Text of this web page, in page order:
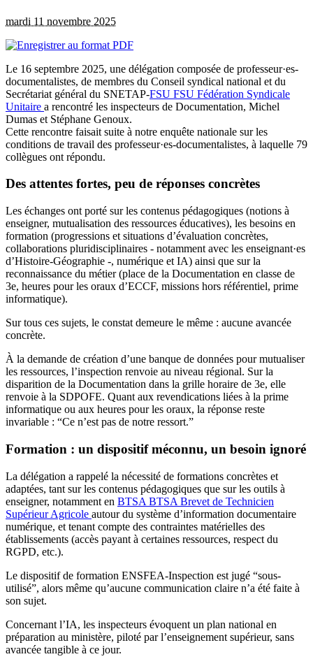
mardi 11 novembre 2025
Le 16 septembre 2025, une délégation composée de professeur·es-
documentalistes, de membres du Conseil syndical national et du
Secrétariat général du SNETAP-FSU FSU Fédération Syndicale
Unitaire a rencontré les inspecteurs de Documentation, Michel
Dumas et Stéphane Genoux.
Cette rencontre faisait suite à notre enquête nationale sur les
conditions de travail des professeur·es-documentalistes, à laquelle 79
collègues ont répondu.
Des attentes fortes, peu de réponses concrètes
Les échanges ont porté sur les contenus pédagogiques (notions à
enseigner, mutualisation des ressources éducatives), les besoins en
formation (progressions et situations d’évaluation concrètes,
collaborations pluridisciplinaires - notamment avec les enseignant·es
d’Histoire-Géographie -, numérique et IA) ainsi que sur la
reconnaissance du métier (place de la Documentation en classe de
3e, heures pour les oraux d’ECCF, missions hors référentiel, prime
informatique).
Sur tous ces sujets, le constat demeure le même : aucune avancée
concrète.
À la demande de création d’une banque de données pour mutualiser
les ressources, l’inspection renvoie au niveau régional. Sur la
disparition de la Documentation dans la grille horaire de 3e, elle
renvoie à la SDPOFE. Quant aux revendications liées à la prime
informatique ou aux heures pour les oraux, la réponse reste
invariable : “Ce n’est pas de notre ressort.”
Formation : un dispositif méconnu, un besoin ignoré
La délégation a rappelé la nécessité de formations concrètes et
adaptées, tant sur les contenus pédagogiques que sur les outils à
enseigner, notamment en BTSA BTSA Brevet de Technicien
Supérieur Agricole autour du système d’information documentaire
numérique, et tenant compte des contraintes matérielles des
établissements (accès payant à certaines ressources, respect du
RGPD, etc.).
Le dispositif de formation ENSFEA-Inspection est jugé “sous-
utilisé”, alors même qu’aucune communication claire n’a été faite à
son sujet.
Concernant l’IA, les inspecteurs évoquent un plan national en
préparation au ministère, piloté par l’enseignement supérieur, sans
avancée tangible à ce jour.